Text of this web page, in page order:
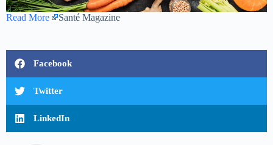
Read More Santé Magazine
Facebook
Twitter
LinkedIn